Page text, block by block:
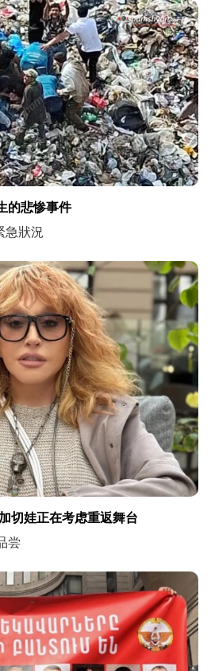
的悲惨事件
急狀況
切娃正在考虑重返舞台
尝